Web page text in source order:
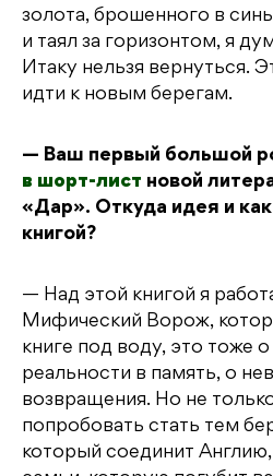
золота, брошенного в
и таял за горизонтом, я
Итаку нельзя вернуться.
идти к новым берегам.
— Ваш первый большой
в шорт-лист новой
«Дар». Откуда идея и
книгой?
— Над этой книгой я
Мифический Ворож,
книге под воду, это тоже
реальности в память, о
возвращения. Но не
попробовать стать тем
который соединит